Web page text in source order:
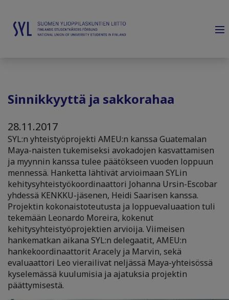
Sinnikkyyttä ja sakkorahaa
28.11.2017
SYL:n yhteistyöprojekti AMEU:n kanssa Guatemalan
Maya-naisten tukemiseksi avokadojen kasvattamisen
ja myynnin kanssa tulee päätökseen vuoden loppuun
mennessä. Hanketta lähtivät arvioimaan SYLin
kehitysyhteistyökoordinaattori Johanna Ursin-Escobar
yhdessä KENKKU-jäsenen, Heidi Saarisen kanssa.
Projektin kokonaistoteutusta ja loppuevaluaation tuli
tekemään Leonardo Moreira, kokenut
kehitysyhteistyöprojektien arvioija. Viimeisen
hankematkan aikana SYL:n delegaatit, AMEU:n
hankekoordinaattorit Aracely ja Marvin, sekä
evaluaattori Leo vierailivat neljässä Maya-yhteisössä
kyselemässä kuulumisia ja ajatuksia projektin
päättymisestä.